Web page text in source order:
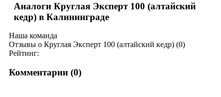
Аналоги Круглая Эксперт 100 (алтайский
кедр) в Калининграде
Наша команда
Отзывы о Круглая Эксперт 100 (алтайский кедр) (0)
Рейтинг:
Комментарии (0)